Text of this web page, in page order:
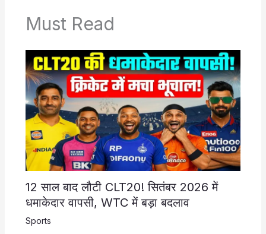
Must Read
12 साल बाद लौटी CLT20! सितंबर 2026 में
धमाकेदार वापसी, WTC में बड़ा बदलाव
Sports